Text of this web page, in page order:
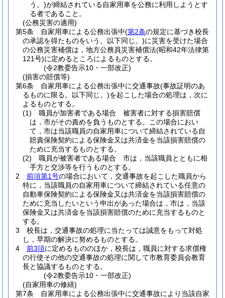
う。)が締結されている自家用車を公務に利用しようとす
る者であること。
(公務災害の適用)
第5条
自家用車による公務出張中(第2条の規定に基づき校長
の承認を得たものをいう。以下同じ。)に災害を受けた場合
の公務災害補償は，地方公務員災害補償法(昭和42年法律第
121号)に定めるところによるものとする。
(令2教委告示10・一部改正)
(損害の賠償等)
第6条
自家用車による公務出張中に交通事故(事故証明のあ
るものに限る。以下同じ。)を起こした場合の処理は，次に
よるものとする。
(1)
職員が加害者である場合 被害者に対する損害賠償
は，市がその責めを負うものとする。
この場合におい
て，市は当該職員の自家用車について締結されている自
賠責保険契約による保険金又は共済金を当該損害賠償の
ために充当するものとする。
(2)
職員が被害者である場合 市は，当該職員とともに相
手方と交渉等を行うものとする。
2
前項第1号の場合において，交通事故を起こした職員から
特に，当該職員の自家用車について締結されている任意の
自動車保険契約による保険金又は共済金を当該損害賠償の
ために充当したいという申出があった場合は，市は，当該
保険金又は共済金を当該損害賠償のために充当するものと
する。
3
校長は，交通事故の処理に当たっては誠意をもって対処
し，早期の解決に努めるものとする。
4
前3項に定めるもののほか，校長は，職員に対する求償権
の行使その他の交通事故の処理に関して市教育委員会教育
長と協議するものとする。
(令2教委告示10・一部改正)
(自家用車の修繕)
第7条
自家用車による公務出張中に交通事故により当該自家